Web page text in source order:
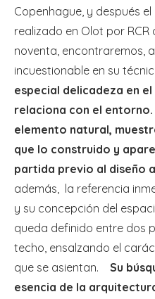
Copenhague, y después
realizado en Olot por
noventa, encontraremos,
incuestionable en su
especial delicadeza en
relaciona con el entorno.
elemento natural,
que lo construido y
partida previo al diseño
además, la referencia
y su concepción del
queda definido entre dos
techo, ensalzando el
que se asientan.
Su
esencia de la